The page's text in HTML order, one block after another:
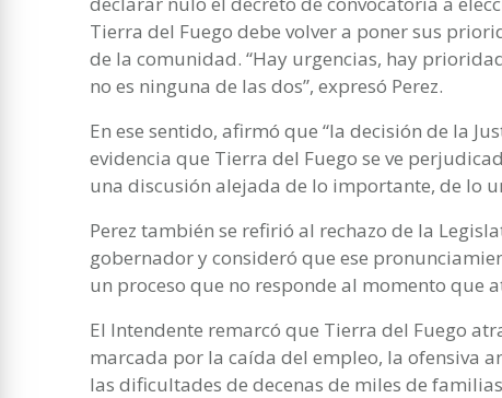
Tierra del Fuego debe volver a poner sus
de la comunidad. “Hay urgencias, hay
no es ninguna de las dos”, expresó Perez.
En ese sentido, afirmó que “la decisión de la
evidencia que Tierra del Fuego se ve
una discusión alejada de lo importante, de lo
Perez también se refirió al rechazo de la
gobernador y consideró que ese
un proceso que no responde al momento que
El Intendente remarcó que Tierra del Fuego
marcada por la caída del empleo, la ofensiva
las dificultades de decenas de miles de